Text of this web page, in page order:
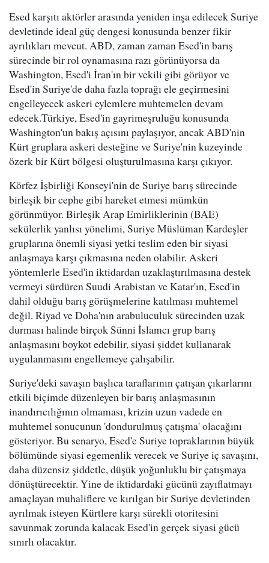
Esed karşıtı aktörler arasında yeniden inşa edilecek Suriye
devletinde ideal güç dengesi konusunda benzer fikir
ayrılıkları mevcut. ABD, zaman zaman Esed'in barış
sürecinde bir rol oynamasına razı görünüyorsa da
Washington, Esed'i İran'ın bir vekili gibi görüyor ve
Esed'in Suriye'de daha fazla toprağı ele geçirmesini
engelleyecek askeri eylemlere muhtemelen devam
edecek.Türkiye, Esed'in gayrimeşruluğu konusunda
Washington'un bakış açısını paylaşıyor, ancak ABD'nin
Kürt gruplara askeri desteğine ve Suriye'nin kuzeyinde
özerk bir Kürt bölgesi oluşturulmasına karşı çıkıyor.
Körfez İşbirliği Konseyi'nin de Suriye barış sürecinde
birleşik bir cephe gibi hareket etmesi mümkün
görünmüyor. Birleşik Arap Emirliklerinin (BAE)
sekülerlik yanlısı yönelimi, Suriye Müslüman Kardeşler
gruplarına önemli siyasi yetki teslim eden bir siyasi
anlaşmaya karşı çıkmasına neden olabilir. Askeri
yöntemlerle Esed'in iktidardan uzaklaştırılmasına destek
vermeyi sürdüren Suudi Arabistan ve Katar'ın, Esed'in
dahil olduğu barış görüşmelerine katılması muhtemel
değil. Riyad ve Doha'nın arabuluculuk sürecinden uzak
durması halinde birçok Sünni İslamcı grup barış
anlaşmasını boykot edebilir, siyasi şiddet kullanarak
uygulanmasını engellemeye çalışabilir.
Suriye'deki savaşın başlıca taraflarının çatışan çıkarlarını
etkili biçimde düzenleyen bir barış anlaşmasının
inandırıcılığının olmaması, krizin uzun vadede en
muhtemel sonucunun 'dondurulmuş çatışma' olacağını
gösteriyor. Bu senaryo, Esed'e Suriye topraklarının büyük
bölümünde siyasi egemenlik verecek ve Suriye iç savaşını,
daha düzensiz şiddetle, düşük yoğunluklu bir çatışmaya
dönüştürecektir. Yine de iktidardaki gücünü zayıflatmayı
amaçlayan muhaliflere ve kırılgan bir Suriye devletinden
ayrılmak isteyen Kürtlere karşı sürekli otoritesini
savunmak zorunda kalacak Esed'in gerçek siyasi gücü
sınırlı olacaktır.